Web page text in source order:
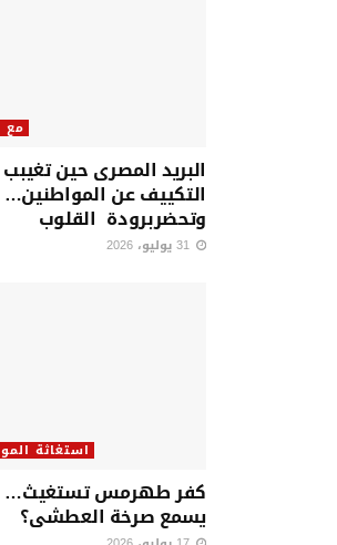
مع
البريد المصرى حين
التكييف عن المواطنين…
وتحضربرودة القلوب
استغاثة
كفر طهرمس تستغيث…
يسمع صرخة العطشى؟